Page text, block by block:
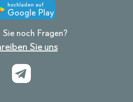
hochladen auf
Google Play
Sie noch Fragen?
Sie uns